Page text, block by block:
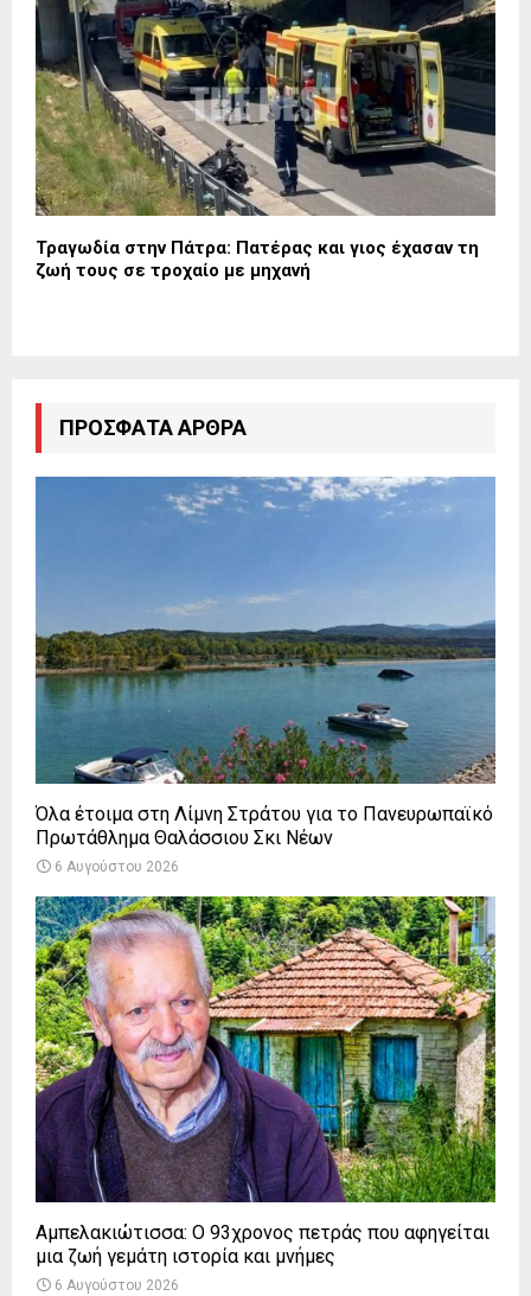
Τραγωδία στην Πάτρα: Πατέρας και γιος έχασαν τη
ζωή τους σε τροχαίο με μηχανή
ΠΡΌΣΦΑΤΑ ΆΡΘΡΑ
Όλα έτοιμα στη Λίμνη Στράτου για το Πανευρωπαϊκό
Πρωτάθλημα Θαλάσσιου Σκι Νέων
6 Αυγούστου 2026
Αμπελακιώτισσα: Ο 93χρονος πετράς που αφηγείται
μια ζωή γεμάτη ιστορία και μνήμες
6 Αυγούστου 2026